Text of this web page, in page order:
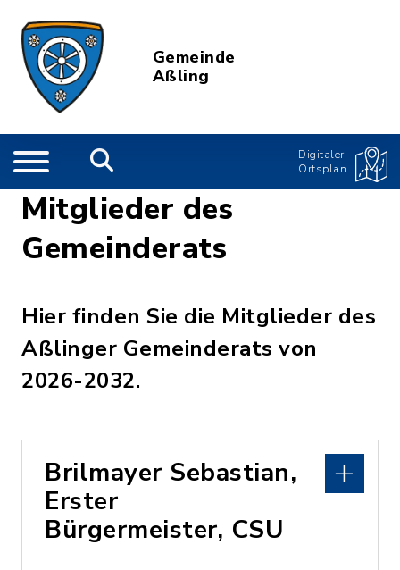
Gemeinde
Aßling
Digitaler
Ortsplan
Mitglieder des
Gemeinderats
Hier finden Sie die Mitglieder des
Aßlinger Gemeinderats von
2026-2032.
Brilmayer Sebastian,
Erster
Bürgermeister, CSU